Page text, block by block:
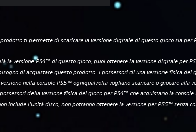
ti permette di scaricare la versione digitale di questo gioco sia per
la versione PS4™ di questo gioco, puoi ottenere la versione digitale per
di acquistare questo prodotto. I possessori di una versione fisica del
nella console PS5™ ogniqualvolta vogliano scaricare o giocare alla
della versione fisica del gioco per PS4™ che acquistano la
include l'unità disco, non potranno ottenere la versione per PS5™ senza